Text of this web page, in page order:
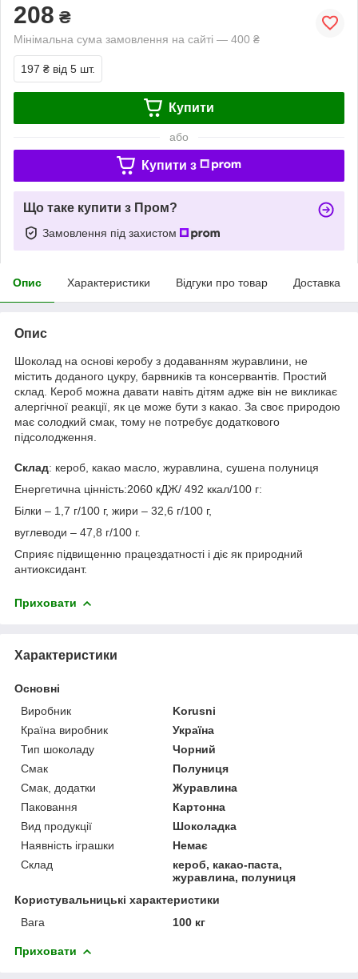
208 ₴
Мінімальна сума замовлення на сайті — 400 ₴
197 ₴ від 5 шт.
Купити
або
Купити з
Що таке купити з Пром?
Замовлення під захистом
Опис Характеристики Відгуки про товар Доставка
Опис
Шоколад на основі керобу з додаванням журавлини, не
містить доданого цукру, барвників та консервантів. Простий
склад. Кероб можна давати навіть дітям адже він не викликає
алергічної реакції, як це може бути з какао. За своє природою
має солодкий смак, тому не потребує додаткового
підсолодження.
Склад: кероб, какао масло, журавлина, сушена полуниця
Енергетична цінність:2060 кДЖ/ 492 ккал/100 г:
Білки – 1,7 г/100 г, жири – 32,6 г/100 г,
вуглеводи – 47,8 г/100 г.
Сприяє підвищенню працездатності і діє як природний
антиоксидант.
Приховати
Характеристики
Основні
Виробник
Korusni
Країна виробник
Україна
Тип шоколаду
Чорний
Смак
Полуниця
Смак, додатки
Журавлина
Паковання
Картонна
Вид продукції
Шоколадка
Наявність іграшки
Немає
Склад
кероб, какао-паста,
журавлина, полуниця
Користувальницькі характеристики
Вага
100 кг
Приховати